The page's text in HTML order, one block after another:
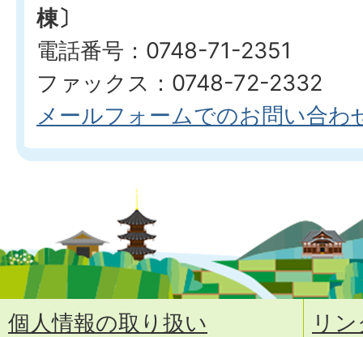
棟〕
電話番号：0748-71-2351
ファックス：0748-72-2332
メールフォームでのお問い合わ
個人情報の取り扱い
リ